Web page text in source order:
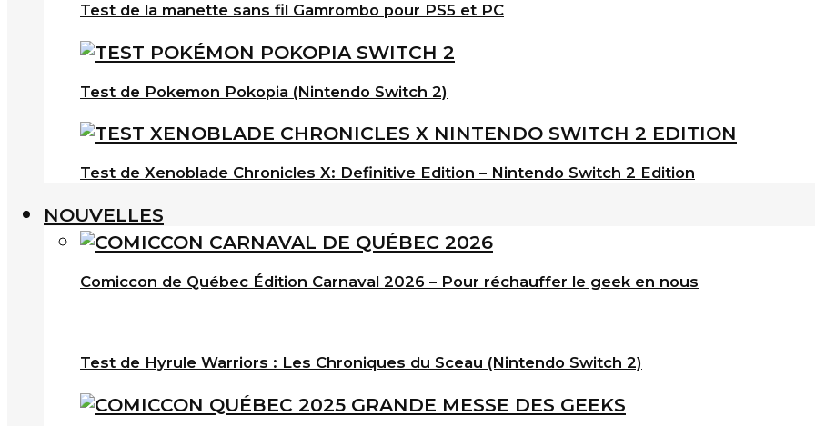
Test de la manette sans fil Gamrombo pour PS5 et PC
Test de Pokemon Pokopia (Nintendo Switch 2)
Test de Xenoblade Chronicles X: Definitive Edition – Nintendo Switch 2 Edition
NOUVELLES
Comiccon de Québec Édition Carnaval 2026 – Pour réchauffer le geek en nous
Test de Hyrule Warriors : Les Chroniques du Sceau (Nintendo Switch 2)